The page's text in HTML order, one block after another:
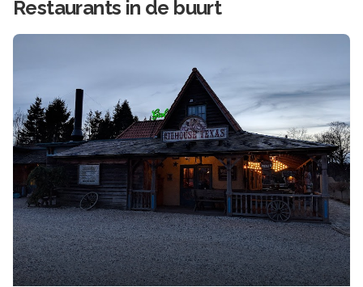
Restaurants in de buurt